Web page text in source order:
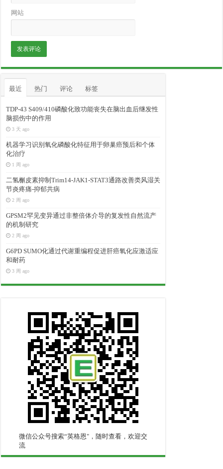
网站
最近 热门 评论 标签
TDP-43 S409/410磷酸化致功能丧失在脑出血后继发性
脑损伤中的作用
3 天 ago
机器学习识别氧化磷酸化特征用于卵巢癌预后和个体
化治疗
1 周 ago
二氢槲皮素抑制Trim14-JAK1-STAT3通路改善类风湿关
节炎疼痛-抑郁共病
2 周 ago
GPSM2罕见变异通过非整倍体介导的复发性自然流产
的机制研究
2 周 ago
G6PD SUMO化通过代谢重编程促进肝癌氧化应激适应
和耐药
3 周 ago
微信公众号搜索“英格恩"，随时查看，欢迎交
流